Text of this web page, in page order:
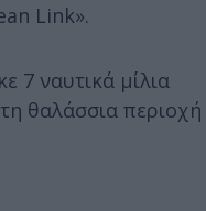
Link».
7 ναυτικά μίλια
θαλάσσια περιοχή